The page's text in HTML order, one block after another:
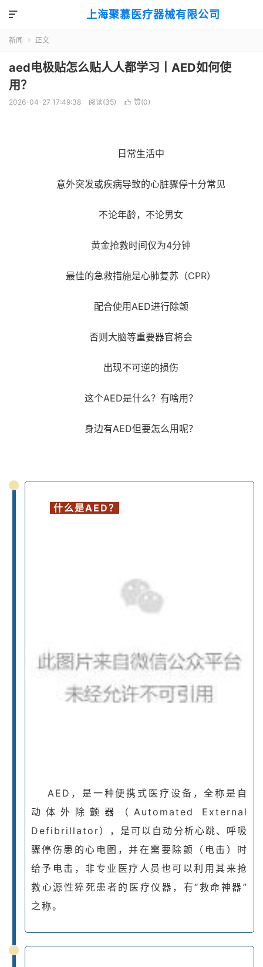
上海聚慕医疗器械有限公司

新闻  正文
aed电极贴怎么贴人人都学习丨AED如何使
用？
2026-04-27 17:49:38 阅读(35)  赞(0)
日常生活中
意外突发或疾病导致的心脏骤停十分常见
不论年龄，不论男女
黄金抢救时间仅为4分钟
最佳的急救措施是心肺复苏（CPR）
配合使用AED进行除颤
否则大脑等重要器官将会
出现不可逆的损伤
这个AED是什么？有啥用？
身边有AED但要怎么用呢？
什么是AED？
AED，是一种便携式医疗设备，全称是自
动体外除颤器（Automated External
Defibrillator），是可以自动分析心跳、呼吸
骤停伤患的心电图，并在需要除颤（电击）时
给予电击，非专业医疗人员也可以利用其来抢
救心源性猝死患者的医疗仪器，有“救命神器”
之称。